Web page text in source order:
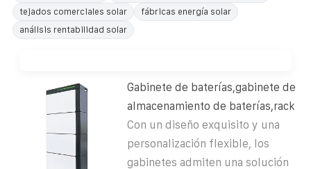
tejados comerciales solar
fábricas energía solar
análisis rentabilidad solar
Gabinete de baterías,gabinete de
almacenamiento de baterías,rack
Con un diseño exquisito y una
personalización flexible, los
gabinetes admiten una solución